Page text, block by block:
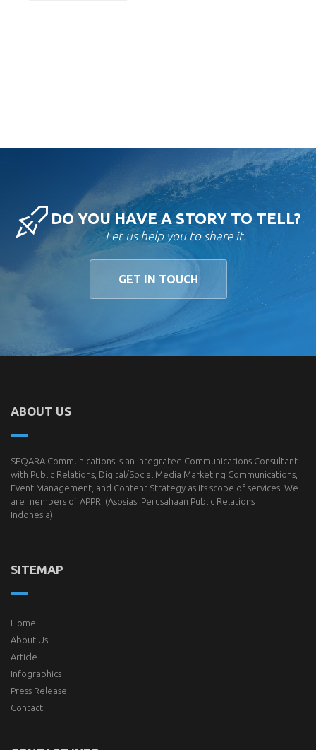
DO YOU HAVE A STORY TO TELL?
Let us help you to share it.
GET IN TOUCH
ABOUT US
SEQARA Communications is an Integrated Communications Consultant
with Public Relations, Digital/Social Media Marketing Communications,
Event Management, and Content Strategy as its scope of services. We
are members of APPRI (Asosiasi Perusahaan Public Relations
Indonesia).
SITEMAP
Home
About Us
Article
Infographics
Press Release
Contact